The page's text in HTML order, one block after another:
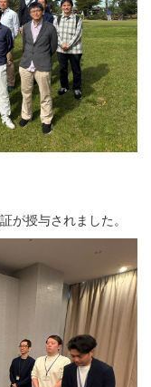
が授与されました。